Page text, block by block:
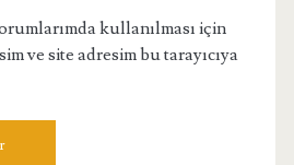
kullanılması için
ve site adresim bu tarayıcıya